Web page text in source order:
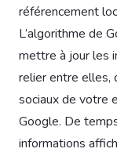
référencement
L’algorithme de
mettre à jour les
relier entre elles,
sociaux de votre
Google. De
informations